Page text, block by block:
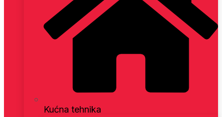
Kućna tehnika